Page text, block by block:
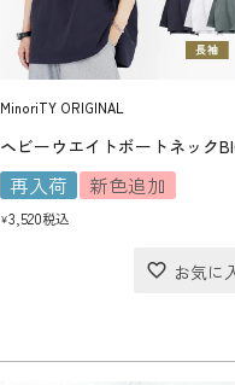
MinoriTY ORIGINAL
再入荷 新色追加
¥3,520税込